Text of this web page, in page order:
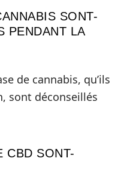
SONT-
PENDANT LA
de cannabis, qu’ils
sont déconseillés
CBD SONT-